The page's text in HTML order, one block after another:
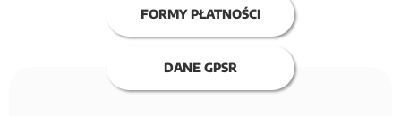
FORMY PŁATNOŚCI
DANE GPSR